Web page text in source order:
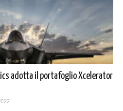
adotta il portafoglio Xcelerator